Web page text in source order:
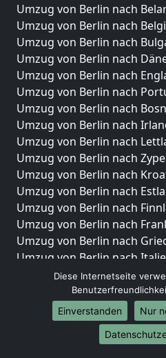
Umzug von Berlin nach
Umzug von Berlin nach
Umzug von Berlin nach
Umzug von Berlin nach
Umzug von Berlin nach
Umzug von Berlin nach
Umzug von Berlin nach
Umzug von Berlin nach
Umzug von Berlin nach
Umzug von Berlin nach
Umzug von Berlin nach
Umzug von Berlin nach
Umzug von Berlin nach
Umzug von Berlin nach
Umzug von Berlin nach
Umzug von Berlin nach
Umzug von Berlin nach
Umzug von Berlin nach
Umzug von Berlin nach
Umzug von Berlin nach
Umzüge-
Diese Internetseite
Einverstanden
Nur